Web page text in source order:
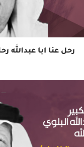
رحل عنا ابا عبدالله